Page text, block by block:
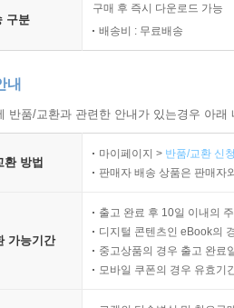
구분
구매 후 즉시 다운로드 가능
배송비 : 무료배송
내
반품/교환과 관련한 안내가 있는경우 아
환 방법
마이페이지 > 반품/교환 신
판매자 배송 상품은 판매자
가능기간
출고 완료 후 10일 이내의
디지털 콘텐츠인 eBook의
중고상품의 경우 출고 완료
모바일 쿠폰의 경우 유효기